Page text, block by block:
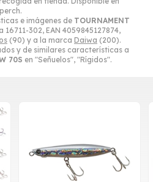
e imágenes de TOURNAMENT
16711-302, EAN 4059845127874,
(90) y a la marca Daiwa (200).
y de similares características a
70S en "Señuelos", "Rígidos".